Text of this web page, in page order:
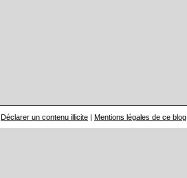
Déclarer un contenu illicite | Mentions légales de ce blog